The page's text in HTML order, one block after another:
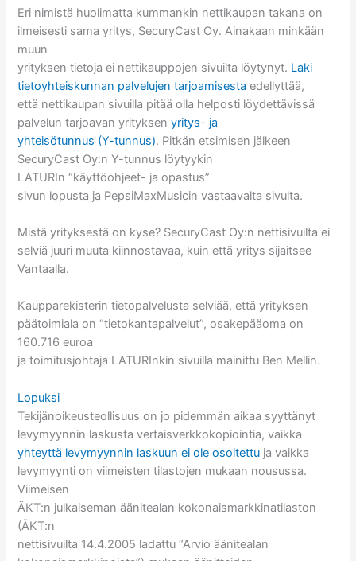
Eri nimistä huolimatta kummankin nettikaupan takana on
ilmeisesti sama yritys, SecuryCast Oy. Ainakaan minkään
muun
yrityksen tietoja ei nettikauppojen sivuilta löytynyt. Laki
tietoyhteiskunnan palvelujen tarjoamisesta edellyttää,
että nettikaupan sivuilla pitää olla helposti löydettävissä
palvelun tarjoavan yrityksenyritys- ja
yhteisötunnus (Y-tunnus). Pitkän etsimisen jälkeen
SecuryCast Oy:n Y-tunnus löytyykin
LATURIn “käyttöohjeet- ja opastus”
sivun lopusta ja PepsiMaxMusicin vastaavalta sivulta.
Mistä yrityksestä on kyse? SecuryCast Oy:n nettisivuilta ei
selviä juuri muuta kiinnostavaa, kuin että yritys sijaitsee
Vantaalla.
Kaupparekisterin tietopalvelusta selviää, että yrityksen
päätoimiala on “tietokantapalvelut”, osakepääoma on
160.716 euroa
ja toimitusjohtaja LATURInkin sivuilla mainittu Ben Mellin.
Lopuksi
Tekijänoikeusteollisuus on jo pidemmän aikaa syyttänyt
levymyynnin laskusta vertaisverkkokopiointia, vaikka
yhteyttä levymyynnin laskuun ei ole osoitettu ja vaikka
levymyynti on viimeisten tilastojen mukaan nousussa.
Viimeisen
ÄKT:n julkaiseman äänitealan kokonaismarkkinatilaston
(ÄKT:n
nettisivuilta 14.4.2005 ladattu “Arvio äänitealan